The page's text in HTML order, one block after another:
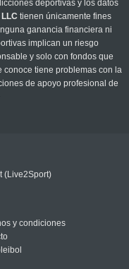
deportivas y los datos
tienen únicamente fines
ganancia financiera ni
implican un riesgo
y solo con fondos que
conoce tiene problemas con la
de apoyo profesional de
(Live2Sport)
y condiciones